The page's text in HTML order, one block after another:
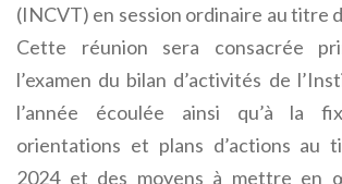
(INCVT) en session ordinaire au titre
Cette réunion sera consacrée
l’examen du bilan d’activités de
l’année écoulée ainsi qu’à la
orientations et plans d’actions au
2024 et des moyens à mettre en